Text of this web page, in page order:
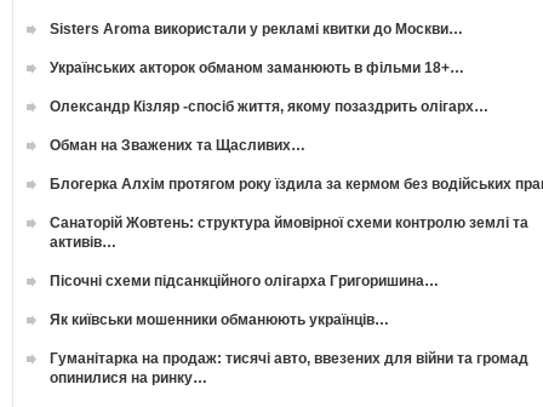
Sisters Aroma використали у рекламі квитки до Москви…
Українських акторок обманом заманюють в фільми 18+…
Олександр Кізляр -спосіб життя, якому позаздрить олігарх…
Обман на Зважених та Щасливих…
Блогерка Алхім протягом року їздила за кермом без водійських
Санаторій Жовтень: структура ймовірної схеми контролю землі та
активів…
Пісочні схеми підсанкційного олігарха Григоришина…
Як київськи мошенники обманюють українців…
Гуманітарка на продаж: тисячі авто, ввезених для війни та громад
опинилися на ринку…